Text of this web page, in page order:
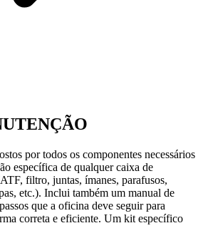
por todos os componentes necessários
específica de qualquer caixa de
filtro, juntas, ímanes, parafusos,
etc.). Inclui também um manual de
que a oficina deve seguir para
correta e eficiente. Um kit específico